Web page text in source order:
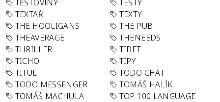
TĚSTOVINY
TESTY
TEXTAŘ
TEXTY
THE HOOLIGANS
THE PUB
THEAVERAGE
THENEEDS
THRILLER
TIBET
TICHO
TIPY
TITUL
TODO CHAT
TODO MESSENGER
TOMÁŠ HALÍK
TOMÁŠ MACHULA
TOP 100 LANGUAGE